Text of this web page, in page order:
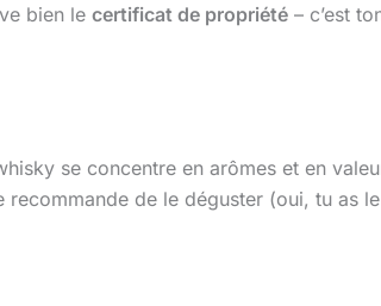
bien le certificat de propriété – c’est
se concentre en arômes et en
recommande de le déguster (oui, tu as